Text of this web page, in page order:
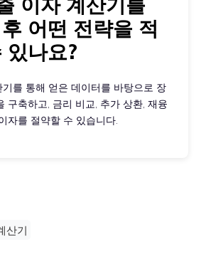
어떤 전략을 적
있나요?
를 통해 얻은 데이터를 바탕으로 장
구축하고, 금리 비교, 추가 상환, 재융
자를 절약할 수 있습니다.
산기